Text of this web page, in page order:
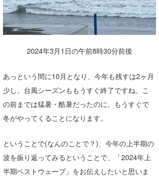
2024年3月1日の午前8時30分前後
あっという間に10月となり、今年も残すは2ヶ月
少し。台風シーズンももうすぐ終了ですね。こ
の前までは猛暑・酷暑だったのに、もうすぐで
冬がやってくることになります。
ということで(なんのことで？)、今年の上半期の
波を振り返ってみるということで、「2024年上
半期ベストウェーブ」をお伝えしたいと思いま
伊豆
四国
沖縄
ルール＆How to
サーファーズ